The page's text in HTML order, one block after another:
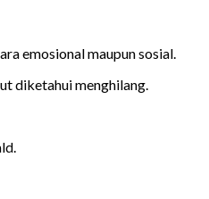
emosional maupun sosial.
diketahui menghilang.